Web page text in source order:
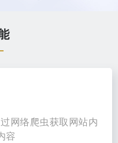
网络爬虫获取网站内
容